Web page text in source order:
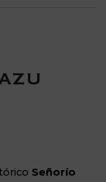
Señorío